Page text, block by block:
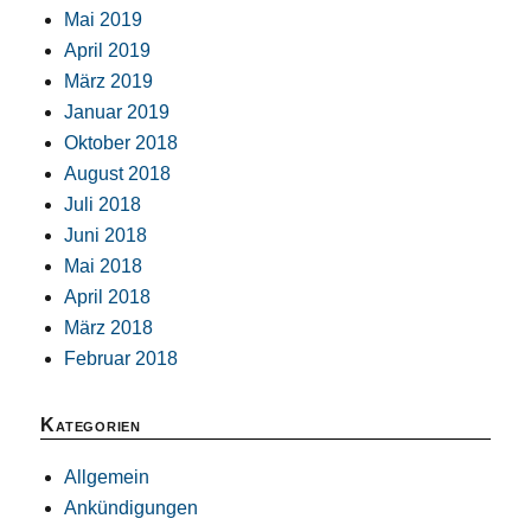
Mai 2019
April 2019
März 2019
Januar 2019
Oktober 2018
August 2018
Juli 2018
Juni 2018
Mai 2018
April 2018
März 2018
Februar 2018
Kategorien
Allgemein
Ankündigungen